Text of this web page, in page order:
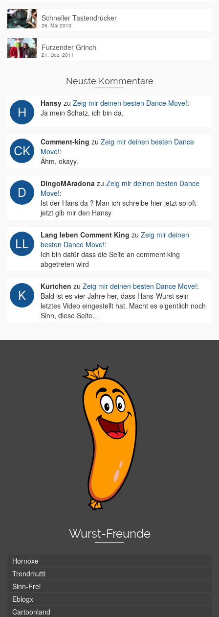
Schneller Tastendrücker
26. Mai 2013
Furzender Grinch
21. Dez. 2011
Neuste Kommentare
Hansy zu Zeig mir deinen besten Dance Move!:
Ja mein Schatz, ich bin da.
Comment-king zu Zeig mir deinen besten Dance
Move!:
Ähm, okayy.
DingoMAradona zu Zeig mir deinen besten Dance
Move!:
Ist der Hans da ? Man ich schreibe hier jetzt so oft
jetzt gib mir den Hansy
Lang leben Comment King zu Zeig mir deinen
besten Dance Move!:
Ich bin dafür dass die Seite an comment king
abgetreten wird
Kurtchen zu Zeig mir deinen besten Dance Move!:
Bald ist es vier Jahre her, dass Hans-Wurst sein
letztes Video eingestellt hat. Macht es eigentlich noch
Sinn, diese Seite…
Wurst-Freunde
Hornoxe
Trendmutti
Sinn-Frei
Eblogx
Cartoonland